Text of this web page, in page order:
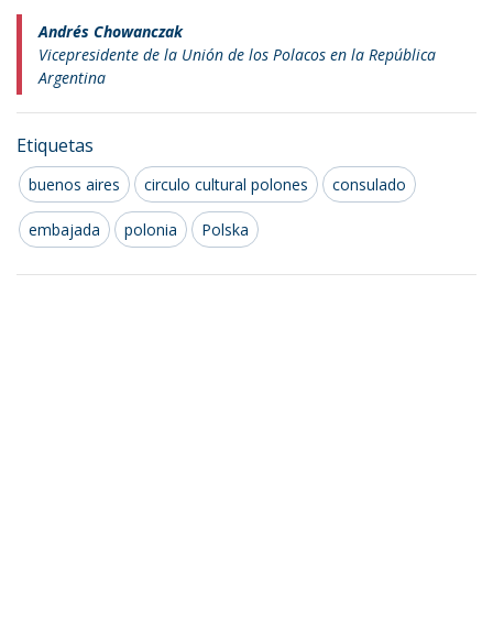
Andrés Chowanczak
Vicepresidente de la Unión de los Polacos en la República
Argentina
Etiquetas
buenos aires circulo cultural polones consulado
embajada polonia Polska